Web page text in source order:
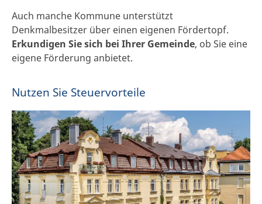
Auch manche Kommune unterstützt
Denkmalbesitzer über einen eigenen Fördertopf.
Erkundigen Sie sich bei Ihrer Gemeinde, ob Sie eine
eigene Förderung anbietet.
Nutzen Sie Steuervorteile